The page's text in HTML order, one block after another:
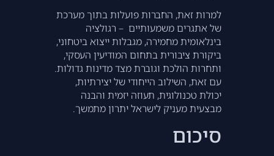
למרות זאת, החברות פועלות בתוך מערכת
של אתגרים משמעותיים – רגולציה
בינלאומית מחמירה, מגבלות ייצוא ביטחוני,
ביקורת ציבורית בתחום המודיעין העסקי,
ותחרות הולכת וגוברת מצד מדינות גדולות.
עם זאת, השילוב הייחודי של יצירתיות,
יכולת טכנולוגית, תעוזה יזמית והבנה
מבצעית מעניק לישראל יתרון מתמשך.
סיכום